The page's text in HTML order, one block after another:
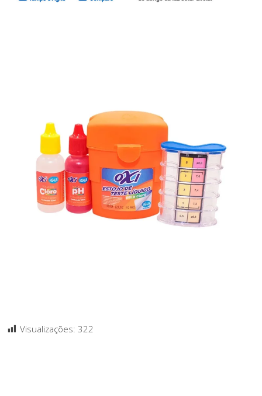
Visualizações: 322